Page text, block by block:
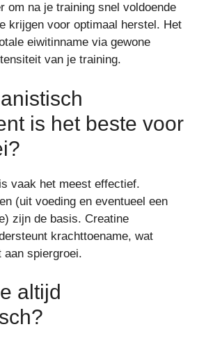
om na je training snel voldoende
krijgen voor optimaal herstel. Het
eiwitinname via gewone
van je training.
is het beste voor
vaak het meest effectief.
(uit voeding en eventueel een
zijn de basis. Creatine
krachttoename, wat
aan spiergroei.
altijd